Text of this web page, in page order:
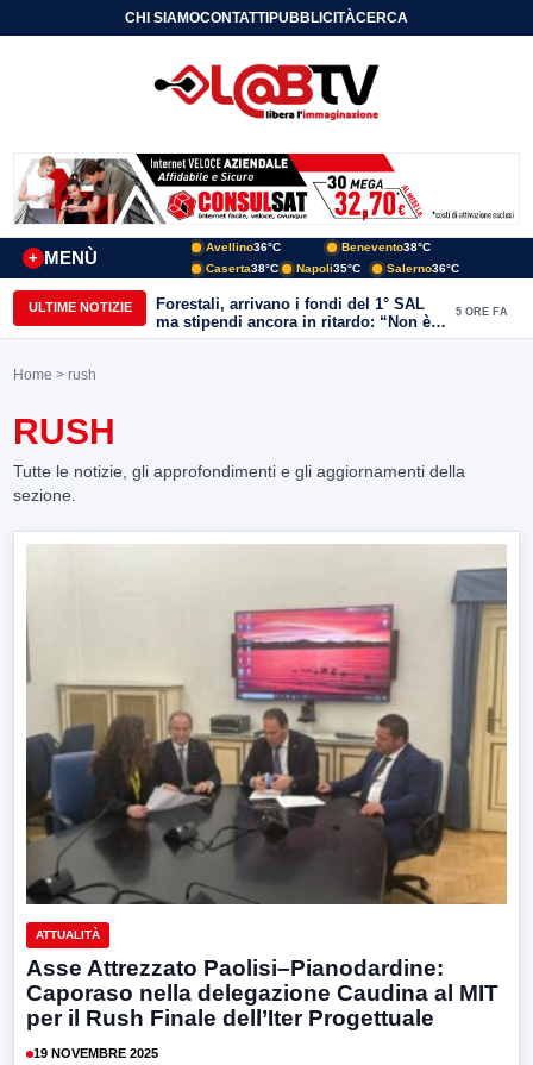
CHI SIAMOCONTATTIPUBBLICITÀCERCA
MENÙ
+
Avellino36°C Benevento38°C
Caserta38°C Napoli35°C Salerno36°C
ULTIME NOTIZIE
Forestali, arrivano i fondi del 1° SAL
ma stipendi ancora in ritardo: “Non è
più sostenibile”
5 ORE FA
Home > rush
RUSH
Tutte le notizie, gli approfondimenti e gli aggiornamenti della
sezione.
ATTUALITÀ
Asse Attrezzato Paolisi–Pianodardine:
Caporaso nella delegazione Caudina al MIT
per il Rush Finale dell’Iter Progettuale
19 NOVEMBRE 2025